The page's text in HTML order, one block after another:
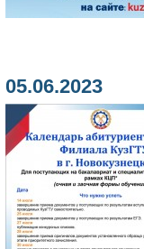
05.06.2023